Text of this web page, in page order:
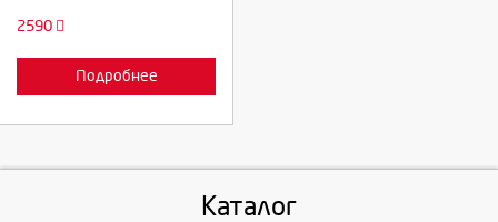
2590
Подробнее
Каталог